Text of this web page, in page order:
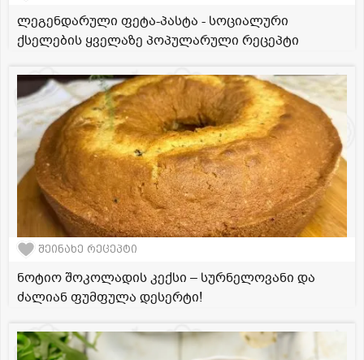
ლეგენდარული ფეტა-პასტა - სოციალური
ქსელების ყველაზე პოპულარული რეცეპტი
შეინახე რეცეპტი
ნოტიო შოკოლადის კექსი – სურნელოვანი და
ძალიან ფუმფულა დესერტი!